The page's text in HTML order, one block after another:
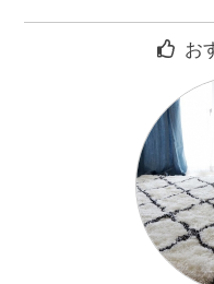
キッチンもワンルームの
IH2口コンロのシステム
しかも3点セパで、浴室
3点セパには違いないけ
トイレと洗面が同じ場所
その分お部屋が広い と
キッチンといい、アメセ
お